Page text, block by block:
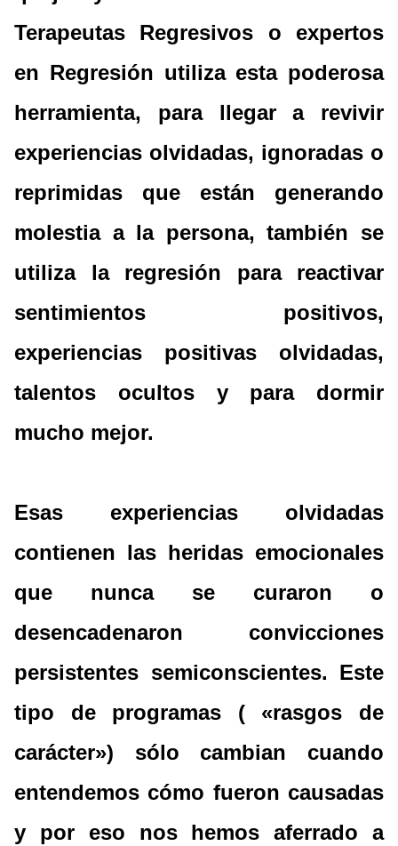
Terapeutas Regresivos o expertos
en Regresión utiliza esta poderosa
herramienta, para llegar a revivir
experiencias olvidadas, ignoradas o
reprimidas que están generando
molestia a la persona, también se
utiliza la regresión para reactivar
sentimientos positivos,
experiencias positivas olvidadas,
talentos ocultos y para dormir
mucho mejor.
Esas experiencias olvidadas
contienen las heridas emocionales
que nunca se curaron o
desencadenaron convicciones
persistentes semiconscientes. Este
tipo de programas ( «rasgos de
carácter») sólo cambian cuando
entendemos cómo fueron causadas
y por eso nos hemos aferrado a